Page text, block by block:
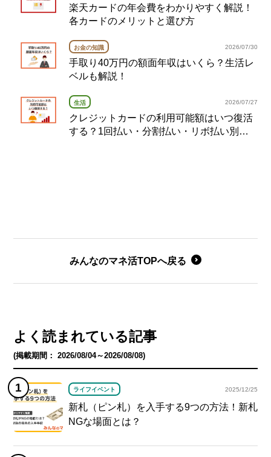
楽天カードの年会費をわかりやすく解説！
各カードのメリットと選び方
お金の知識 2026/07/30
手取り40万円の額面年収はいくら？生活レ
ベルも解説！
生活 2026/07/27
クレジットカードの利用可能額はいつ復活
する？1回払い・分割払い・リボ払い別の
みんなのマネ活TOPへ戻る
よく読まれている記事
(掲載期間： 2026/08/04～2026/08/08)
ライフイベント 2025/12/25
新札（ピン札）を入手する9つの方法！新札
NGな場面とは？